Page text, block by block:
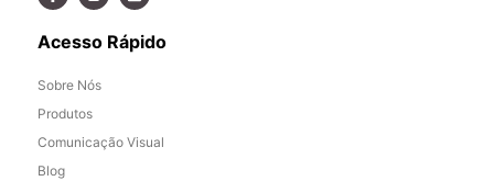
Acesso Rápido
Sobre Nós
Produtos
Comunicação Visual
Blog